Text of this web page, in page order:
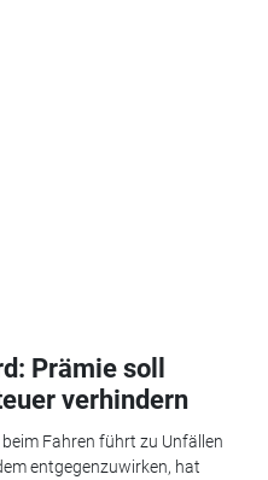
Prämie soll
verhindern
Fahren führt zu Unfällen
entgegenzuwirken, hat